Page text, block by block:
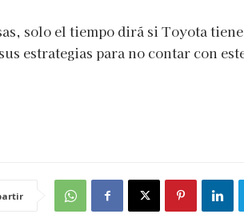
solo el tiempo dirá si Toyota
estrategias para no contar con